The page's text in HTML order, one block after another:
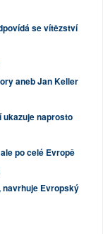
se vítězství
aneb Jan Keller
ukazuje naprosto
po celé Evropě
navrhuje Evropský